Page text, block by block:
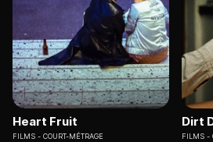
Heart Fruit
FILMS COURT-MÉTRAGE
Dirt
FILMS